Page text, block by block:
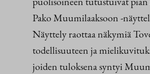
Pako Muumilaaksoon -
Näyttely raottaa näkymiä
todellisuuteen ja
joiden tuloksena syntyi